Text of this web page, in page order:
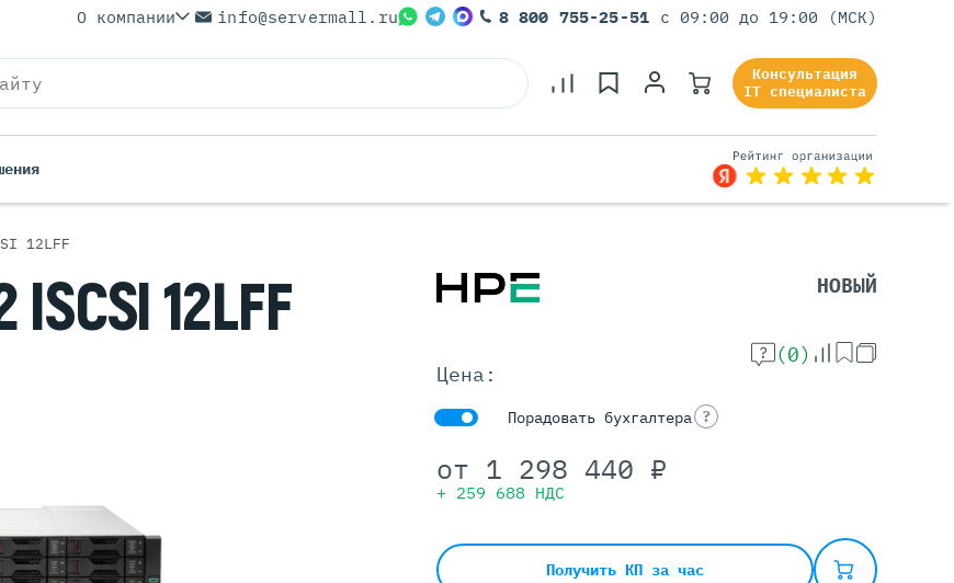
Серверы Lenovo
Серверы XFusion
Серверы Для Виртуализации
Серверы Для ИИ
Серверы С GPU
О компании info@servermall.ru 8 800 755-25-51 с 09:00 до 19:00 (МСК)
Консультация
IT специалиста
12LFF
ISCSI 12LFF НОВЫЙ
(0)
Цена:
Порадовать бухгалтера ?
от 1 298 440 ₽
+ 259 688 НДС
Получить КП за час